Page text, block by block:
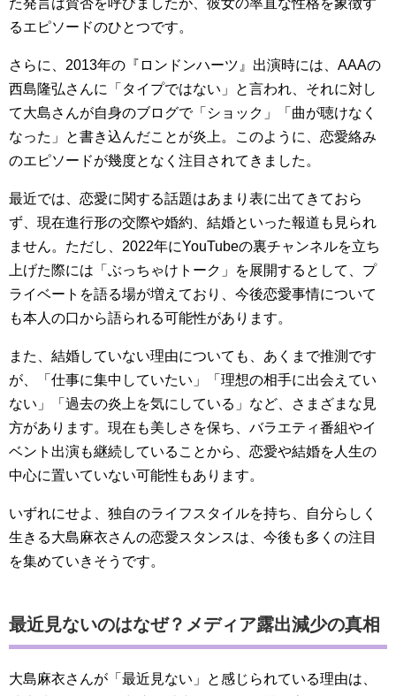
た発言は賛否を呼びましたが、彼女の率直な性格を象徴す
るエピソードのひとつです。
さらに、2013年の『ロンドンハーツ』出演時には、AAAの
西島隆弘さんに「タイプではない」と言われ、それに対し
て大島さんが自身のブログで「ショック」「曲が聴けなく
なった」と書き込んだことが炎上。このように、恋愛絡み
のエピソードが幾度となく注目されてきました。
最近では、恋愛に関する話題はあまり表に出てきておら
ず、現在進行形の交際や婚約、結婚といった報道も見られ
ません。ただし、2022年にYouTubeの裏チャンネルを立ち
上げた際には「ぶっちゃけトーク」を展開するとして、プ
ライベートを語る場が増えており、今後恋愛事情について
も本人の口から語られる可能性があります。
また、結婚していない理由についても、あくまで推測です
が、「仕事に集中していたい」「理想の相手に出会えてい
ない」「過去の炎上を気にしている」など、さまざまな見
方があります。現在も美しさを保ち、バラエティ番組やイ
ベント出演も継続していることから、恋愛や結婚を人生の
中心に置いていない可能性もあります。
いずれにせよ、独自のライフスタイルを持ち、自分らしく
生きる大島麻衣さんの恋愛スタンスは、今後も多くの注目
を集めていきそうです。
最近見ないのはなぜ？メディア露出減少の真相
大島麻衣さんが「最近見ない」と感じられている理由は、